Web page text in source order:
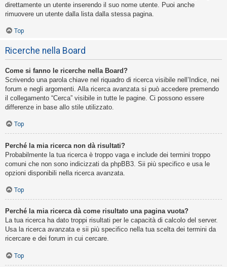
direttamente un utente inserendo il suo nome utente. Puoi anche
rimuovere un utente dalla lista dalla stessa pagina.
Top
Ricerche nella Board
Come si fanno le ricerche nella Board?
Scrivendo una parola chiave nel riquadro di ricerca visibile nell’Indice, nei
forum e negli argomenti. Alla ricerca avanzata si può accedere premendo
il collegamento “Cerca” visibile in tutte le pagine. Ci possono essere
differenze in base allo stile utilizzato.
Top
Perché la mia ricerca non dà risultati?
Probabilmente la tua ricerca è troppo vaga e include dei termini troppo
comuni che non sono indicizzati da phpBB3. Sii più specifico e usa le
opzioni disponibili nella ricerca avanzata.
Top
Perché la mia ricerca dà come risultato una pagina vuota?
La tua ricerca ha dato troppi risultati per le capacità di calcolo del server.
Usa la ricerca avanzata e sii più specifico nella tua scelta dei termini da
ricercare e dei forum in cui cercare.
Top